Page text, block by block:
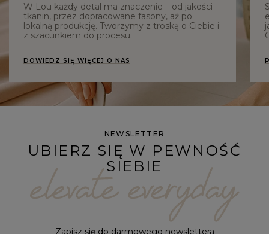
W Lou każdy detal ma znaczenie – od jakości
tkanin, przez dopracowane fasony, aż po
lokalną produkcję. Tworzymy z troską o Ciebie i
z szacunkiem do procesu.
DOWIEDZ SIĘ WIĘCEJ O NAS
NEWSLETTER
UBIERZ SIĘ W PEWNOŚĆ
SIEBIE
Zapisz się do darmowego newslettera